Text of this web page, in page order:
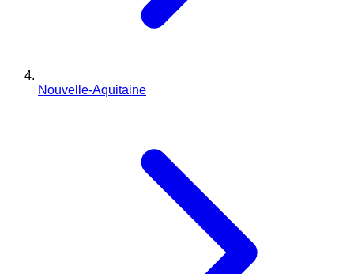
Nouvelle-Aquitaine